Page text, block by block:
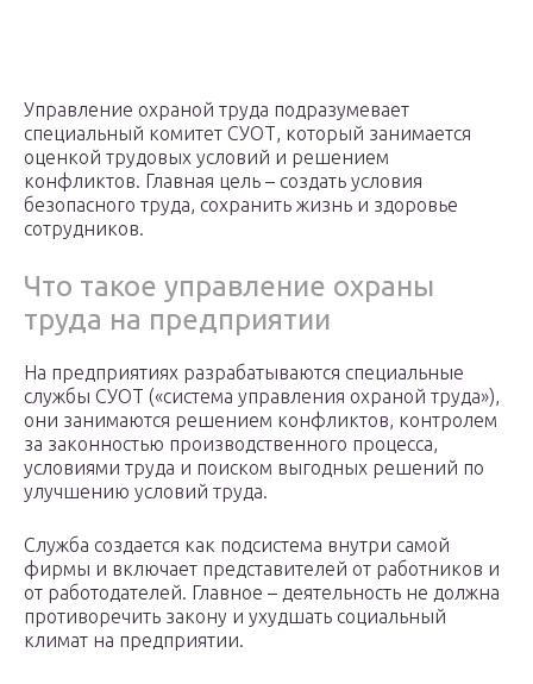
Управление охраной труда подразумевает
специальный комитет СУОТ, который занимается
оценкой трудовых условий и решением
конфликтов. Главная цель – создать условия
безопасного труда, сохранить жизнь и здоровье
сотрудников.
Что такое управление охраны
труда на предприятии
На предприятиях разрабатываются специальные
службы СУОТ («система управления охраной труда»),
они занимаются решением конфликтов, контролем
за законностью производственного процесса,
условиями труда и поиском выгодных решений по
улучшению условий труда.
Служба создается как подсистема внутри самой
фирмы и включает представителей от работников и
от работодателей. Главное – деятельность не должна
противоречить закону и ухудшать социальный
климат на предприятии.